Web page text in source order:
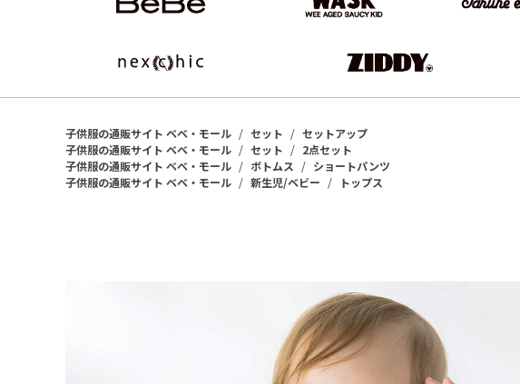
子供服の通販サイト ベベ・モール セット
セットアップ
子供服の通販サイト ベベ・モール
セット
2点セット
子供服の通販サイト ベベ・モール
ボトムス
ショートパンツ
子供服の通販サイト ベベ・モール
新生児/ベビー トップス